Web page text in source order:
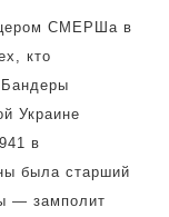
СМЕРШа в
кто
Украине
в
была старший
— замполит